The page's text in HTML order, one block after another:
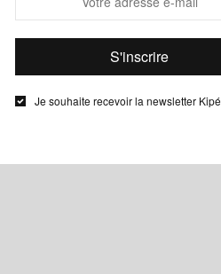
Je souhaite recevoir la newsletter Kipé